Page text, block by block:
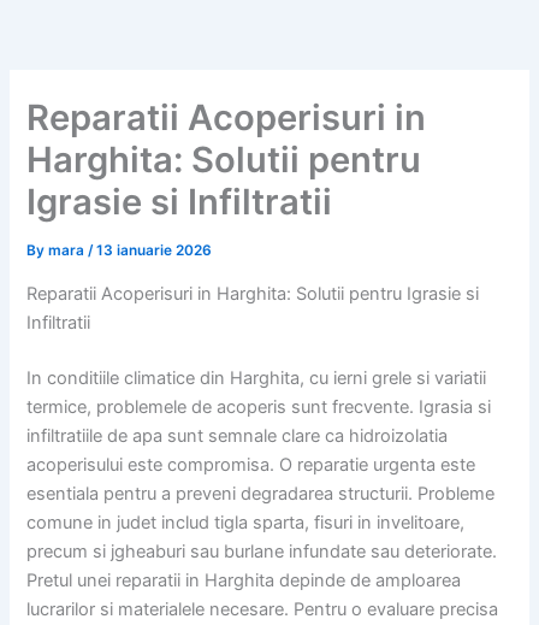
Reparatii Acoperisuri in
Harghita: Solutii pentru
Igrasie si Infiltratii
Bymara/13 ianuarie 2026
Reparatii Acoperisuri in Harghita: Solutii pentru Igrasie si
Infiltratii
In conditiile climatice din Harghita, cu ierni grele si variatii
termice, problemele de acoperis sunt frecvente. Igrasia si
infiltratiile de apa sunt semnale clare ca hidroizolatia
acoperisului este compromisa. O reparatie urgenta este
esentiala pentru a preveni degradarea structurii. Probleme
comune in judet includ tigla sparta, fisuri in invelitoare,
precum si jgheaburi sau burlane infundate sau deteriorate.
Pretul unei reparatii in Harghita depinde de amploarea
lucrarilor si materialele necesare. Pentru o evaluare precisa